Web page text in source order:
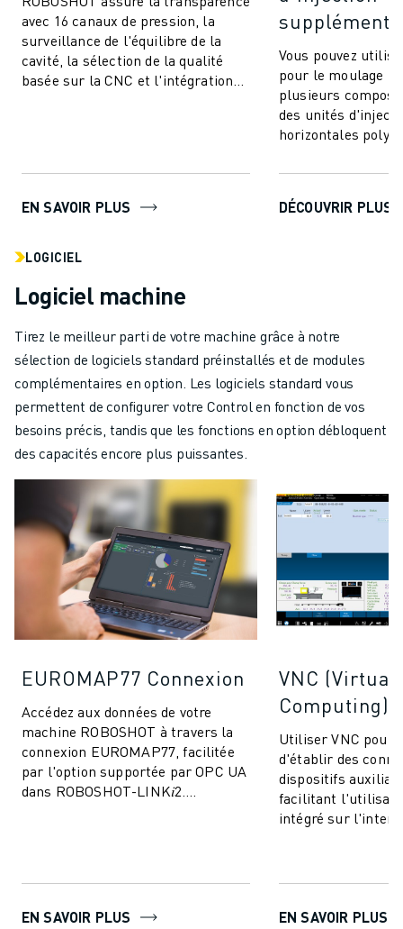
avec 16 canaux de pression, la
surveillance de l'équilibre de la
cavité, la sélection de la qualité
basée sur la CNC et l'intégration
EN SAVOIR PLUS
Vous pouvez
pour le moulage
plusieurs
des unités
horizontales
DÉCOUVRIR PLUS
LOGICIEL
Logiciel machine
Tirez le meilleur parti de votre machine grâce à notre
sélection de logiciels standard préinstallés et de modules
complémentaires en option. Les logiciels standard vous
permettent de configurer votre Control en fonction de vos
besoins précis, tandis que les fonctions en option débloquent
des capacités encore plus puissantes.
EUROMAP77 Connexion
Accédez aux données de votre
machine ROBOSHOT à travers la
connexion EUROMAP77, facilitée
par l'option supportée par OPC UA
dans ROBOSHOT-LINK𝑖2.
EN SAVOIR PLUS
VNC
Computing)
Utiliser VNC pour
d'établir des
dispositifs
facilitant
intégré sur
EN SAVOIR PLUS